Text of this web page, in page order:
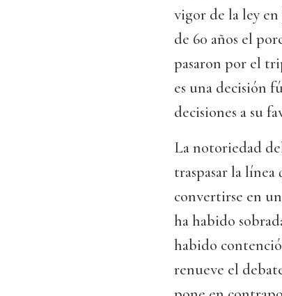
vigor de la ley en
de 60 años el
pasaron por el
es una decisión
decisiones a su
La notoriedad
traspasar la
convertirse en
ha habido
habido
renueve el